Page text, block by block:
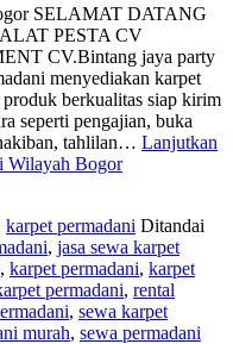
SELAMAT DATANG
PESTA CV
CV.Bintang jaya party
menyediakan karpet
produk berkualitas siap kirim
seperti pengajian, buka
tahlilan… Lanjutkan
Wilayah Bogor
karpet permadani Ditandai
, jasa sewa karpet
, karpet permadani, karpet
permadani, rental
, sewa karpet
murah, sewa permadani